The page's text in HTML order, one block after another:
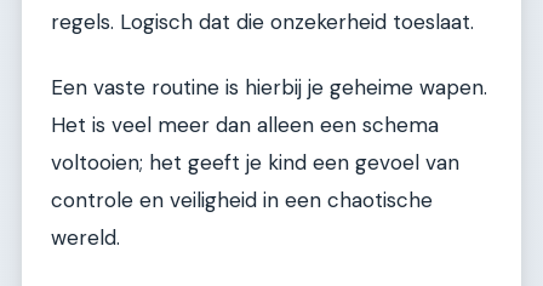
regels. Logisch dat die onzekerheid toeslaat.
Een vaste routine is hierbij je geheime wapen.
Het is veel meer dan alleen een schema
voltooien; het geeft je kind een gevoel van
controle en veiligheid in een chaotische
wereld.